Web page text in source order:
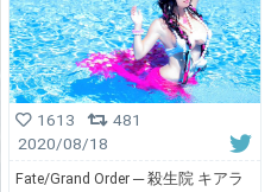
1613
481
2020/08/18
Fate/Grand Order ─ 殺生院 キアラ